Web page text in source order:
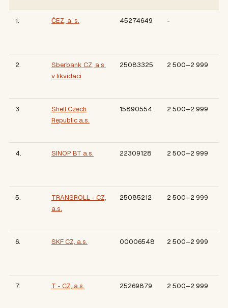
1. ČEZ, a. s. 45274649 -
2.
Sberbank CZ, a.s.
v likvidaci
25083325 2 500–2 999
3.
Shell Czech
Republic a.s.
15890554 2 500–2 999
4. SINOP BT a.s. 22309128 2 500–2 999
5.
TRANSROLL - CZ,
a.s.
25085212 2 500–2 999
6. SKF CZ, a.s. 00006548 2 500–2 999
7. T - CZ, a.s. 25269879 2 500–2 999